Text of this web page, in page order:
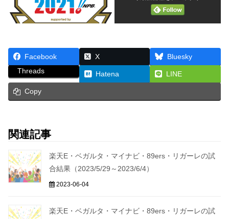
Facebook X
Bluesky
Threads
Hatena LINE
Copy
関連記事
楽天E・ベガルタ・マイナビ・89ers・リガーレの試
合結果（2023/5/29～2023/6/4）
2023-06-04
楽天E・ベガルタ・マイナビ・89ers・リガーレの試